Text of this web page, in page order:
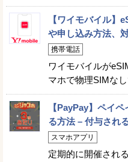
【ワイモバイル】
や申し込み方法、
携帯電話
ワイモバイルが
マホで物理SIMな
【PayPay】ペイ
る方法 – 付与され
スマホアプリ
定期的に開催され